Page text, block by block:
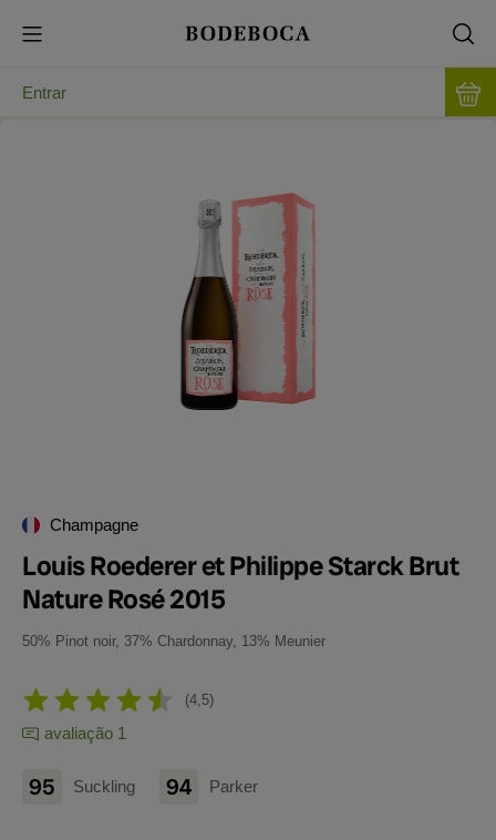
Entrar
Champagne
Louis Roederer et Philippe Starck Brut
Nature Rosé 2015
50% Pinot noir, 37% Chardonnay, 13% Meunier
4,5
avaliação 1
95 Suckling 94 Parker